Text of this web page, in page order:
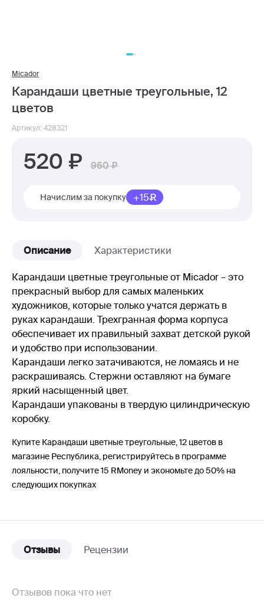
Micador
Карандаши цветные треугольные, 12
цветов
Артикул: 428321
520 960
Начислим за покупку +15
Описание Характеристики
Карандаши цветные треугольные от Micador – это
прекрасный выбор для самых маленьких
художников, которые только учатся держать в
руках карандаши. Трехгранная форма корпуса
обеспечивает их правильный захват детской рукой
и удобство при использовании.
Карандаши легко затачиваются, не ломаясь и не
раскрашиваясь. Стержни оставляют на бумаге
яркий насыщенный цвет.
Карандаши упакованы в твердую цилиндрическую
коробку.
Купите Карандаши цветные треугольные, 12 цветов в
магазине Республика, регистрируйтесь в программе
лояльности, получите 15 RMoney и экономьте до 50% на
следующих покупках
Отзывы Рецензии
Отзывов пока что нет